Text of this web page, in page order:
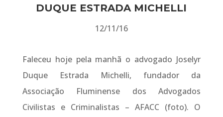
DUQUE ESTRADA MICHELLI
12/11/16
Faleceu hoje pela manhã o advogado Joselyr
Duque Estrada Michelli, fundador da
Associação Fluminense dos Advogados
Civilistas e Criminalistas – AFACC (foto). O